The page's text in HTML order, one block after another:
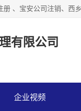
、宝安公司注销、西
有限公司
企业视频